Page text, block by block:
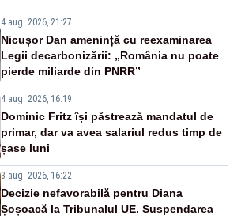
4 aug. 2026, 21:27
Nicușor Dan amenință cu reexaminarea
Legii decarbonizării: „România nu poate
pierde miliarde din PNRR”
4 aug. 2026, 16:19
Dominic Fritz își păstrează mandatul de
primar, dar va avea salariul redus timp de
șase luni
3 aug. 2026, 16:22
Decizie nefavorabilă pentru Diana
Șoșoacă la Tribunalul UE. Suspendarea